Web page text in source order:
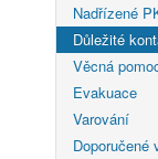
Nadřízené
Důležité
Věcná
Evakuace
Varování
Doporučené